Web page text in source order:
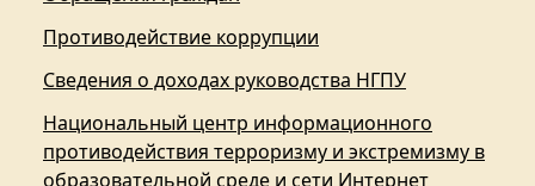
Противодействие коррупции
Сведения о доходах руководства НГПУ
Национальный центр информационного
противодействия терроризму и экстремизму в
образовательной среде и сети Интернет